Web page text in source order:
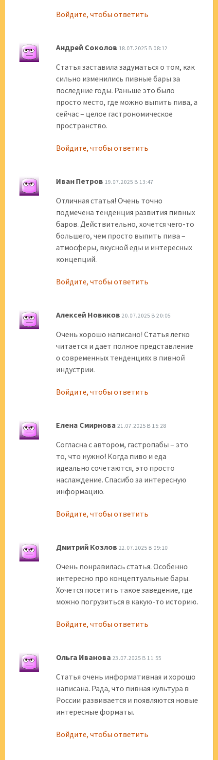
Войдите, чтобы ответить
Андрей Соколов 18.07.2025 В 08:12
Статья заставила задуматься о том, как
сильно изменились пивные бары за
последние годы. Раньше это было
просто место, где можно выпить пива, а
сейчас – целое гастрономическое
пространство.
Войдите, чтобы ответить
Иван Петров 19.07.2025 В 13:47
Отличная статья! Очень точно
подмечена тенденция развития пивных
баров. Действительно, хочется чего-то
большего, чем просто выпить пива –
атмосферы, вкусной еды и интересных
концепций.
Войдите, чтобы ответить
Алексей Новиков 20.07.2025 В 20:05
Очень хорошо написано! Статья легко
читается и дает полное представление
о современных тенденциях в пивной
индустрии.
Войдите, чтобы ответить
Елена Смирнова 21.07.2025 В 15:28
Согласна с автором, гастропабы – это
то, что нужно! Когда пиво и еда
идеально сочетаются, это просто
наслаждение. Спасибо за интересную
информацию.
Войдите, чтобы ответить
Дмитрий Козлов 22.07.2025 В 09:10
Очень понравилась статья. Особенно
интересно про концептуальные бары.
Хочется посетить такое заведение, где
можно погрузиться в какую-то историю.
Войдите, чтобы ответить
Ольга Иванова 23.07.2025 В 11:55
Статья очень информативная и хорошо
написана. Рада, что пивная культура в
России развивается и появляются новые
интересные форматы.
Войдите, чтобы ответить